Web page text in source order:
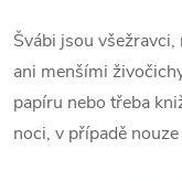
Švábi jsou
ani menšími
papíru nebo třeba
noci, v případě